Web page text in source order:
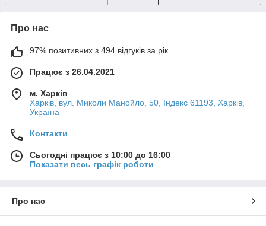
Про нас
97% позитивних з 494 відгуків за рік
Працює з 26.04.2021
м. Харків
Харків, вул. Миколи Манойло, 50, Індекс 61193, Харків,
Україна
Контакти
Сьогодні працює з 10:00 до 16:00
Показати весь графік роботи
Про нас